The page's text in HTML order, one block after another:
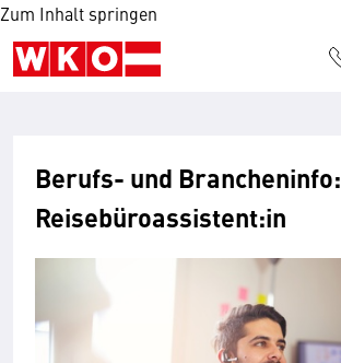
Zum Inhalt springen
Berufs- und Brancheninfo:
Reisebüroassistent:in